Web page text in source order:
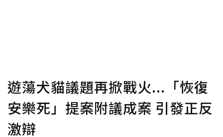
遊蕩犬貓議題再掀戰火...「恢復
安樂死」提案附議成案 引發正反
激辯